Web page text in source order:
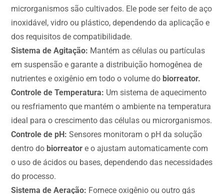
microrganismos são cultivados. Ele pode ser feito de aço
inoxidável, vidro ou plástico, dependendo da aplicação e
dos requisitos de compatibilidade.
Sistema de Agitação: Mantém as células ou partículas
em suspensão e garante a distribuição homogênea de
nutrientes e oxigênio em todo o volume do biorreator.
Controle de Temperatura: Um sistema de aquecimento
ou resfriamento que mantém o ambiente na temperatura
ideal para o crescimento das células ou microrganismos.
Controle de pH: Sensores monitoram o pH da solução
dentro do biorreator e o ajustam automaticamente com
o uso de ácidos ou bases, dependendo das necessidades
do processo.
Sistema de Aeração: Fornece oxigênio ou outro gás